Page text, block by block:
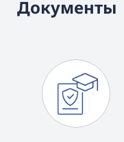
Документы